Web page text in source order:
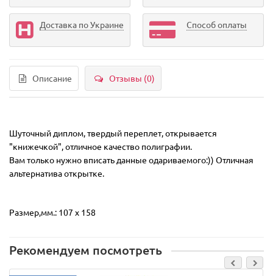
Доставка по Украине Способ оплаты
Описание Отзывы (0)
Шуточный диплом, твердый переплет, открывается
"книжечкой", отличное качество полиграфии.
Вам только нужно вписать данные одариваемого:)) Отличная
альтернатива открытке.
Размер,мм.: 107 х 158
Рекомендуем посмотреть